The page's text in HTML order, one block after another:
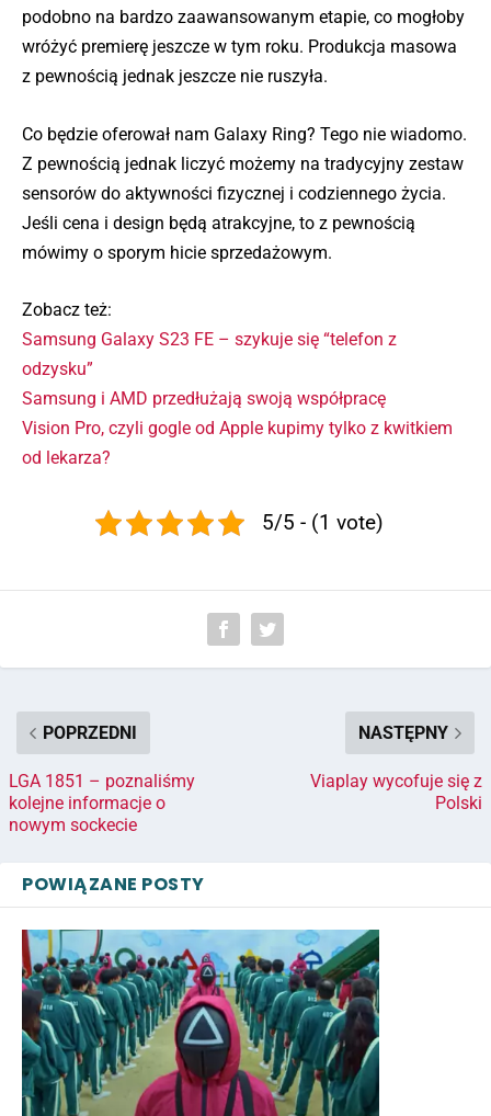
podobno na bardzo zaawansowanym etapie, co mogłoby
wróżyć premierę jeszcze w tym roku. Produkcja masowa
z pewnością jednak jeszcze nie ruszyła.
Co będzie oferował nam Galaxy Ring? Tego nie wiadomo.
Z pewnością jednak liczyć możemy na tradycyjny zestaw
sensorów do aktywności fizycznej i codziennego życia.
Jeśli cena i design będą atrakcyjne, to z pewnością
mówimy o sporym hicie sprzedażowym.
Zobacz też:
Samsung Galaxy S23 FE – szykuje się “telefon z
odzysku”
Samsung i AMD przedłużają swoją współpracę
Vision Pro, czyli gogle od Apple kupimy tylko z kwitkiem
od lekarza?
5/5 - (1 vote)
POPRZEDNI
LGA 1851 – poznaliśmy
kolejne informacje o
nowym sockecie
NASTĘPNY
Viaplay wycofuje się z
Polski
POWIĄZANE POSTY